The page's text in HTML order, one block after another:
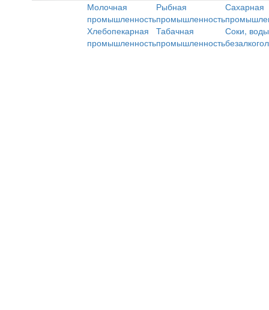
Молочная
промышленность
Рыбная
промышленность
Сахарная
Хлебопекарная
промышленность
Табачная
промышленность
Соки,